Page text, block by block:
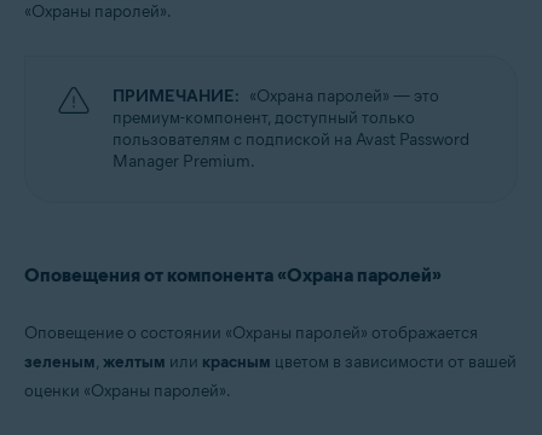
«Охраны паролей».
ПРИМЕЧАНИЕ: «Охрана паролей» — это
премиум-компонент, доступный только
пользователям с подпиской на Avast Password
Manager Premium.
Оповещения от компонента «Охрана паролей»
Оповещение о состоянии «Охраны паролей» отображается
зеленым, желтым или красным цветом в зависимости от вашей
оценки «Охраны паролей».